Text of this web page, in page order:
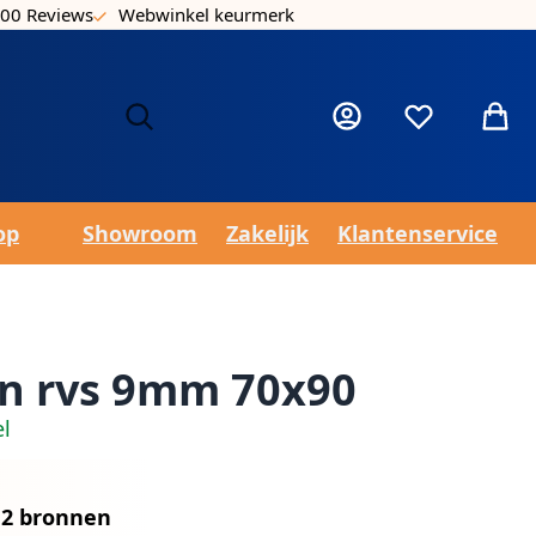
Reviews Webwinkel keurmerk
Mijn accountVerlanglijst
Showroom Zakelijk Klantenservice
rvs 9mm 70x90
2 bronnen